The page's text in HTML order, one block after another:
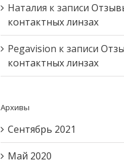
Наталия к записи
контактных линзах
Pegavision к записи
контактных линзах
Архивы
Сентябрь 2021
Май 2020